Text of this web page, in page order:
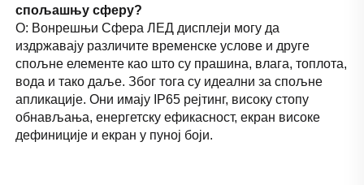
спољашњу сферу?
О: Вонрешњи Сфера ЛЕД дисплеји могу да
издржавају различите временске услове и друге
спољне елементе као што су прашина, влага, топлота,
вода и тако даље. Због тога су идеални за спољне
апликације. Они имају IP65 рејтинг, високу стопу
обнављања, енергетску ефикасност, екран високе
дефиниције и екран у пуној боји.